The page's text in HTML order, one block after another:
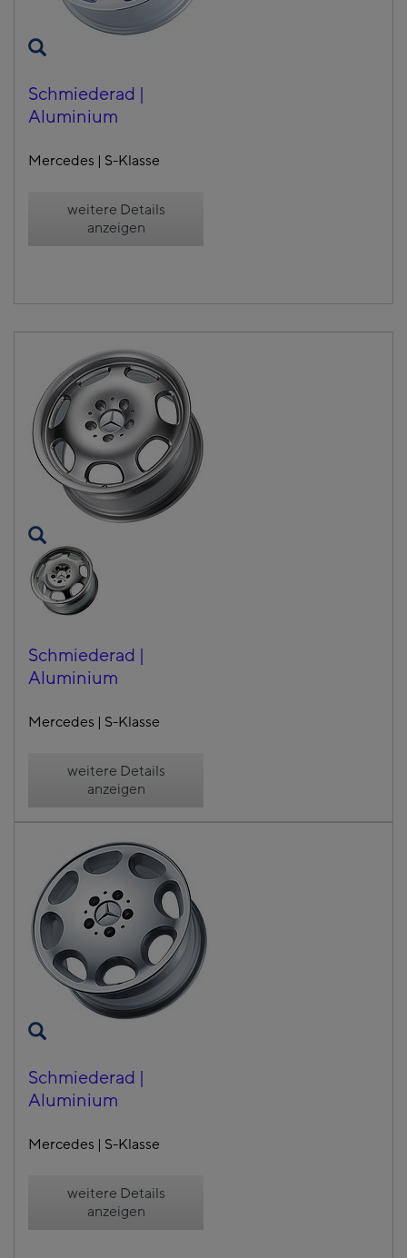
Schmiederad |
Aluminium
Mercedes | S-Klasse
weitere Details
anzeigen
Schmiederad |
Aluminium
Mercedes | S-Klasse
weitere Details
anzeigen
Schmiederad |
Aluminium
Mercedes | S-Klasse
weitere Details
anzeigen